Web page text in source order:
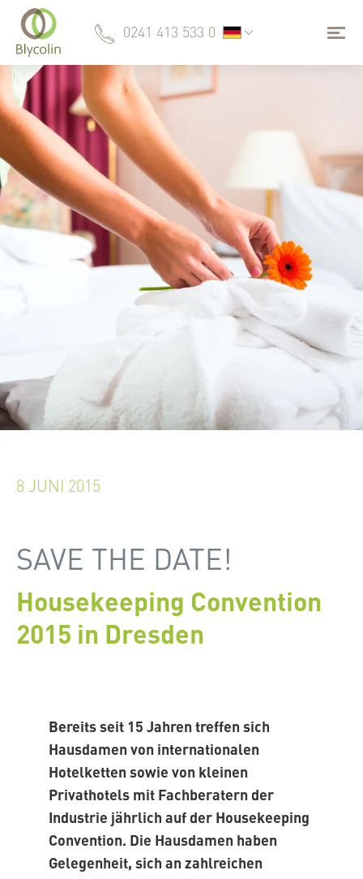
0241 413 533 0
8 JUNI 2015
SAVE THE DATE!
Housekeeping Convention
2015 in Dresden
Bereits seit 15 Jahren treffen sich
Hausdamen von internationalen
Hotelketten sowie von kleinen
Privathotels mit Fachberatern der
Industrie jährlich auf der Housekeeping
Convention. Die Hausdamen haben
Gelegenheit, sich an zahlreichen